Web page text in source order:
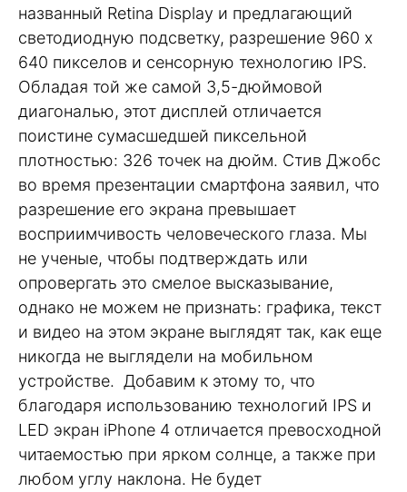
названный Retina Display и предлагающий
светодиодную подсветку, разрешение 960 х
640 пикселов и сенсорную технологию IPS.
Обладая той же самой 3,5-дюймовой
диагональю, этот дисплей отличается
поистине сумасшедшей пиксельной
плотностью: 326 точек на дюйм. Стив Джобс
во время презентации смартфона заявил, что
разрешение его экрана превышает
восприимчивость человеческого глаза. Мы
не ученые, чтобы подтверждать или
опровергать это смелое высказывание,
однако не можем не признать: графика, текст
и видео на этом экране выглядят так, как еще
никогда не выглядели на мобильном
устройстве. Добавим к этому то, что
благодаря использованию технологий IPS и
LED экран iPhone 4 отличается превосходной
читаемостью при ярком солнце, а также при
любом углу наклона. Не будет